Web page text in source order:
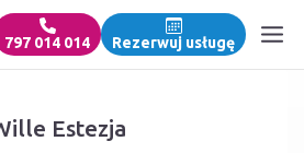
797 014 014 Rezerwuj usługę
Estezja